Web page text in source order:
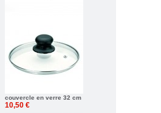
couvercle en verre 32 cm
10,50 €